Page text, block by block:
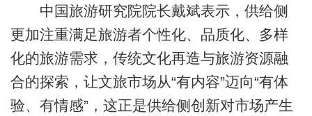
中国旅游研究院院长戴斌表示，供给侧
更加注重满足旅游者个性化、品质化、多样
化的旅游需求，传统文化再造与旅游资源融
合的探索，让文旅市场从“有内容”迈向“有体
验、有情感”，这正是供给侧创新对市场产生